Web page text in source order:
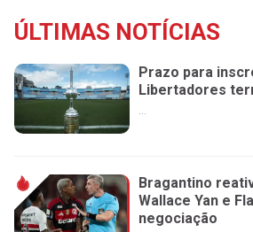
ÚLTIMAS NOTÍCIAS
Prazo para
Libertadores
...
Bragantino
Wallace Yan e
negociação